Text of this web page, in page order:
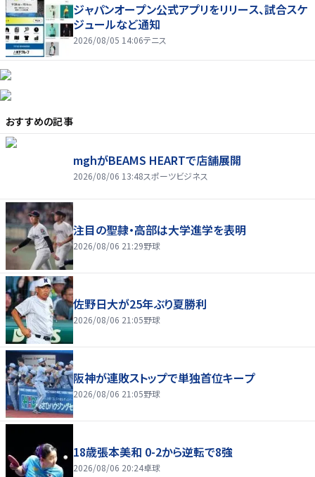
ジャパンオープン公式アプリをリリース、試合スケ
ジュールなど通知
2026/08/05 14:06テニス
おすすめの記事
mghがBEAMS HEARTで店舗展開
2026/08/06 13:48スポーツビジネス
注目の聖隷・高部は大学進学を表明
2026/08/06 21:29野球
佐野日大が25年ぶり夏勝利
2026/08/06 21:05野球
阪神が連敗ストップで単独首位キープ
2026/08/06 21:05野球
18歳張本美和 0-2から逆転で8強
2026/08/06 20:24卓球